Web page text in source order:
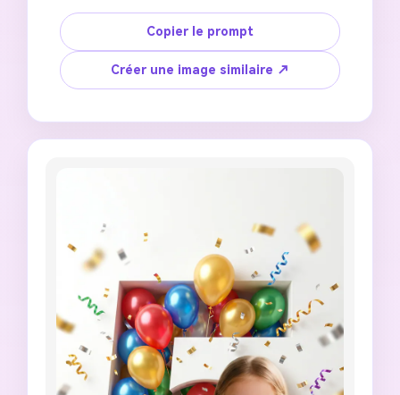
sculpté dans le mur avec profondeur
dramatique, ombres intérieures visibles, et
texture intérieure de type marbre. À l'intérieur
du chiffre : ballons bleu pastel et blancs,
délicates fleurs gypsophile, et accents de
avec traits du visage de référence préservés,
portant [OUTFIT], sourire naturel. Visage et
premium, fond épuré, ultra détaillé, sans texte
superposé, sans artefacts IA.
Copier le prompt
Créer une image similaire ↗